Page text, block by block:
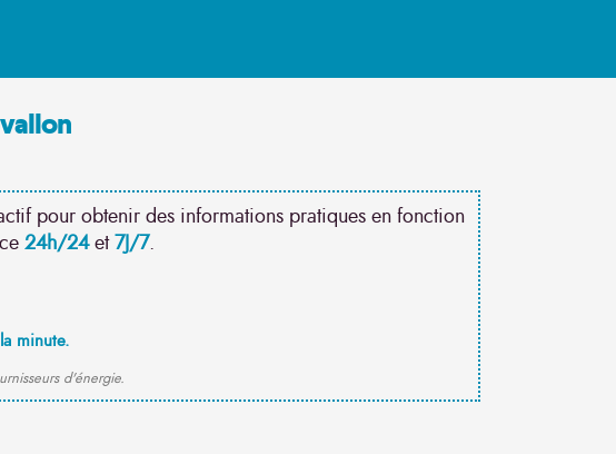
pour obtenir des informations pratiques en fonction
24h/24et7J/7.
minute.
d'énergie.